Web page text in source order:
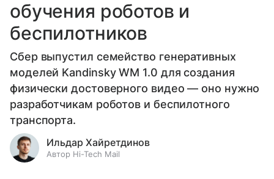
обучения роботов и
беспилотников
Сбер выпустил семейство генеративных
моделей Kandinsky WM 1.0 для создания
физически достоверного видео — оно нужно
разработчикам роботов и беспилотного
транспорта.
Ильдар Хайретдинов
Автор Hi-Tech Mail